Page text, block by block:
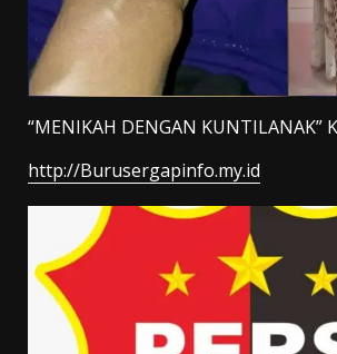
“MENIKAH DENGAN KUNTILANAK”
http://Burusergapinfo.my.id